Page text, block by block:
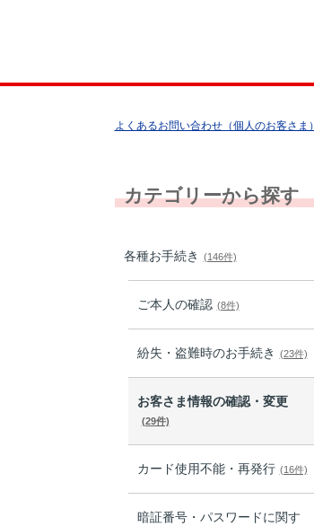
よくあるお問い合わせ（個人のお客さま）
カテゴリーから探す
各種お手続き (146件)
ご本人の確認 (8件)
紛失・盗難時のお手続き (23件)
お客さま情報の確認・変更
(29件)
カード使用不能・再発行 (16件)
暗証番号・パスワードに関す